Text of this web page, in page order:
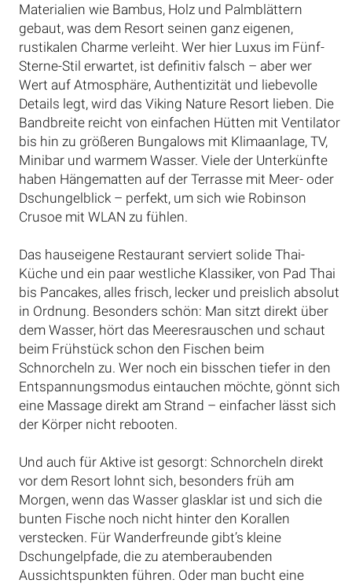
Materialien wie Bambus, Holz und Palmblättern
gebaut, was dem Resort seinen ganz eigenen,
rustikalen Charme verleiht. Wer hier Luxus im Fünf-
Sterne-Stil erwartet, ist definitiv falsch – aber wer
Wert auf Atmosphäre, Authentizität und liebevolle
Details legt, wird das Viking Nature Resort lieben. Die
Bandbreite reicht von einfachen Hütten mit Ventilator
bis hin zu größeren Bungalows mit Klimaanlage, TV,
Minibar und warmem Wasser. Viele der Unterkünfte
haben Hängematten auf der Terrasse mit Meer- oder
Dschungelblick – perfekt, um sich wie Robinson
Crusoe mit WLAN zu fühlen.
Das hauseigene Restaurant serviert solide Thai-
Küche und ein paar westliche Klassiker, von Pad Thai
bis Pancakes, alles frisch, lecker und preislich absolut
in Ordnung. Besonders schön: Man sitzt direkt über
dem Wasser, hört das Meeresrauschen und schaut
beim Frühstück schon den Fischen beim
Schnorcheln zu. Wer noch ein bisschen tiefer in den
Entspannungsmodus eintauchen möchte, gönnt sich
eine Massage direkt am Strand – einfacher lässt sich
der Körper nicht rebooten.
Und auch für Aktive ist gesorgt: Schnorcheln direkt
vor dem Resort lohnt sich, besonders früh am
Morgen, wenn das Wasser glasklar ist und sich die
bunten Fische noch nicht hinter den Korallen
verstecken. Für Wanderfreunde gibt’s kleine
Dschungelpfade, die zu atemberaubenden
Aussichtspunkten führen. Oder man bucht eine